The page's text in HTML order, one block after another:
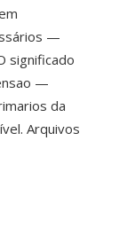
—
significado
—
da
Arquivos